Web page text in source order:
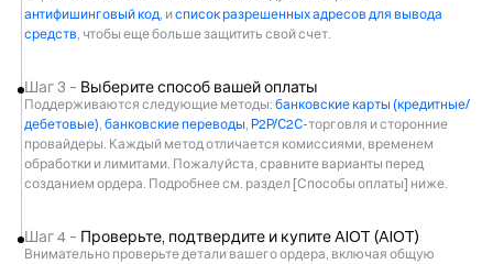
антифишинговый код, исписок разрешенных адресов для вывода
средств, чтобы еще больше защитить свой счет.
Шаг 3 – Выберите способ вашей оплаты
Поддерживаются следующие методы: банковские карты (кредитные/
дебетовые), банковские переводы, P2P/C2C-торговля и сторонние
провайдеры. Каждый метод отличается комиссиями, временем
обработки и лимитами. Пожалуйста, сравните варианты перед
созданием ордера. Подробнее см. раздел [Способы оплаты] ниже.
Шаг 4 – Проверьте, подтвердите и купите AIOT (AIOT)
Внимательно проверьте детали вашего ордера, включая общую